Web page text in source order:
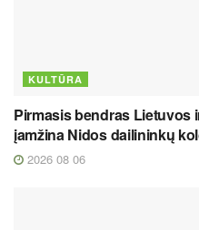
KULTŪRA
Pirmasis bendras Lietuvos
įamžina Nidos dailininkų
2026 08 06